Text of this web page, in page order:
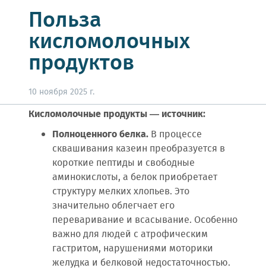
Польза
кисломолочных
продуктов
10 ноября 2025 г.
Кисломолочные продукты — источник:
Полноценного белка. В процессе
сквашивания казеин преобразуется в
короткие пептиды и свободные
аминокислоты, а белок приобретает
структуру мелких хлопьев. Это
значительно облегчает его
переваривание и всасывание. Особенно
важно для людей с атрофическим
гастритом, нарушениями моторики
желудка и белковой недостаточностью.